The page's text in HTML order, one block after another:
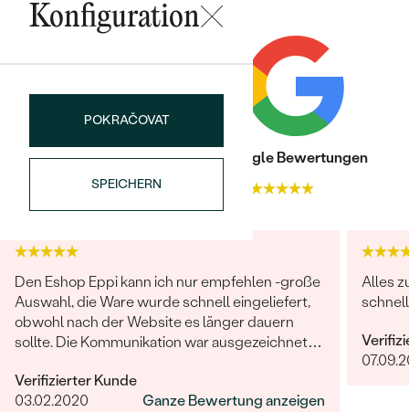
Diamant
0.066 ct
4x1mm, 2x1.25mm, 1x1.5mm
FORM:
Rund
Sehr gut
Konfiguration
POKRAČOVAT
SPEICHERN
Trusted shop BewertungenGoogle Bewertungen
Den Eshop Eppi kann ich nur empfehlen -große
Auswahl, die Ware wurde schnell eingeliefert,
obwohl nach der Website es länger dauern
sollte. Die Kommunikation war ausgezeichnet
hochqualität! Sehr sehr zufrieden.
Verifizierter Kunde
03.02.2020
Ganze Bewertung anzeigen
Alles